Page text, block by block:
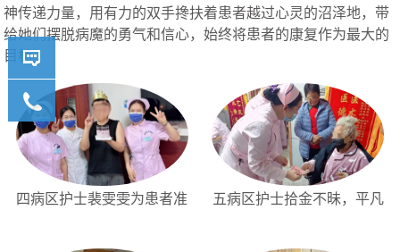
神传递力量，用有力的双手搀扶着患者越过心灵的沼泽地，带
给她们摆脱病魔的勇气和信心，始终将患者的康复作为最大的
目标。
四病区护士裴雯雯为患者准
五病区护士拾金不昧，平凡
详情咨
询我们
400-